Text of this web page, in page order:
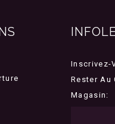
Inscrivez-
Rester Au
Magasin: